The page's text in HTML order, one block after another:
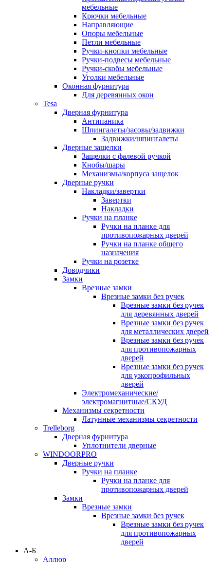
мебельные
Крючки мебельные
Направляющие
Опоры мебельные
Петли мебельные
Ручки-кнопки мебельные
Ручки-подвесы мебельные
Ручки-скобы мебельные
Уголки мебельные
Оконная фурнитура
Для деревянных окон
Tesa
Дверная фурнитура
Антипаника
Шпингалеты/засовы/задвижки
Задвижки/шпингалеты
Дверные защелки
Защелки с фалевой ручкой
Кнобы/шары
Механизмы/корпуса защелок
Дверные ручки
Накладки/завертки
Завертки
Накладки
Ручки на планке
Ручки на планке для
противопожарных дверей
Ручки на планке общего
назначения
Ручки на розетке
Доводчики
Замки
Врезные замки
Врезные замки без ручек
Врезные замки без ручек
для деревянных дверей
Врезные замки без ручек
для металлических дверей
Врезные замки без ручек
для противопожарных
дверей
Врезные замки без ручек
для узкопрофильных
дверей
Электромеханические/
электромагнитные/СКУД
Механизмы секретности
Латунные механизмы секретности
Trelleborg
Дверная фурнитура
Уплотнители дверные
WINDOORPRO
Дверные ручки
Ручки на планке
Ручки на планке для
противопожарных дверей
Замки
Врезные замки
Врезные замки без ручек
Врезные замки без ручек
для противопожарных
дверей
А-Б
Аллюр